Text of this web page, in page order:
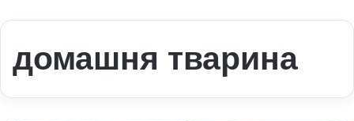
домашня тварина